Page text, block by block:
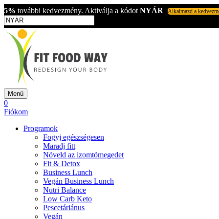
5% további kedvezmény. Aktiválja a kódot NYÁR Alkalmazd a
Menü
0
Fiókom
Programok
Fogyj egészségesen
Maradj fitt
Növeld az izomtömegedet
Fit & Detox
Business Lunch
Vegán Business Lunch
Nutri Balance
Low Carb Keto
Pescetáriánus
Vegán